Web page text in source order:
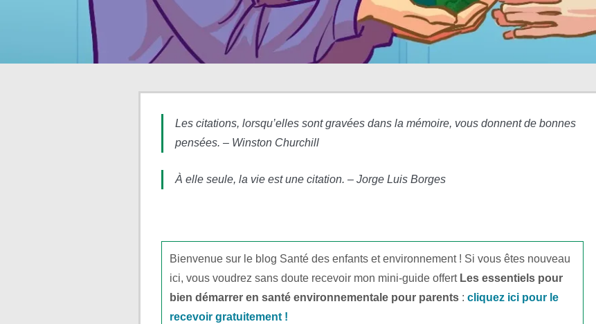
Les citations, lorsqu’elles sont gravées dans la mémoire, vous donnent de bonnes
pensées. – Winston Churchill
À elle seule, la vie est une citation. – Jorge Luis Borges
Bienvenue sur le blog Santé des enfants et environnement ! Si vous êtes nouveau
ici, vous voudrez sans doute recevoir mon mini-guide offert Les essentiels pour
bien démarrer en santé environnementale pour parents :cliquez ici pour le
recevoir gratuitement !